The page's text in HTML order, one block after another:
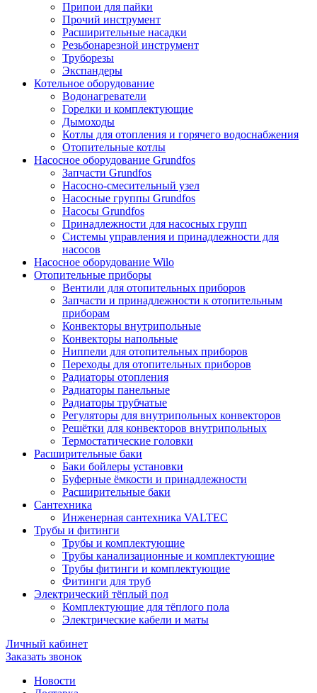
Припои для пайки
Прочий инструмент
Расширительные насадки
Резьбонарезной инструмент
Труборезы
Экспандеры
Котельное оборудование
Водонагреватели
Горелки и комплектующие
Дымоходы
Котлы для отопления и горячего водоснабжения
Отопительные котлы
Насосное оборудование Grundfos
Запчасти Grundfos
Насосно-смесительный узел
Насосные группы Grundfos
Насосы Grundfos
Принадлежности для насосных групп
Системы управления и принадлежности для
насосов
Насосное оборудование Wilo
Отопительные приборы
Вентили для отопительных приборов
Запчасти и принадлежности к отопительным
приборам
Конвекторы внутрипольные
Конвекторы напольные
Ниппели для отопительных приборов
Переходы для отопительных приборов
Радиаторы отопления
Радиаторы панельные
Радиаторы трубчатые
Регуляторы для внутрипольных конвекторов
Решётки для конвекторов внутрипольных
Термостатические головки
Расширительные баки
Баки бойлеры установки
Буферные ёмкости и принадлежности
Расширительные баки
Сантехника
Инженерная сантехника VALTEC
Трубы и фитинги
Трубы и комплектующие
Трубы канализационные и комплектующие
Трубы фитинги и комплектующие
Фитинги для труб
Электрический тёплый пол
Комплектующие для тёплого пола
Электрические кабели и маты
Личный кабинет
Заказать звонок
Новости